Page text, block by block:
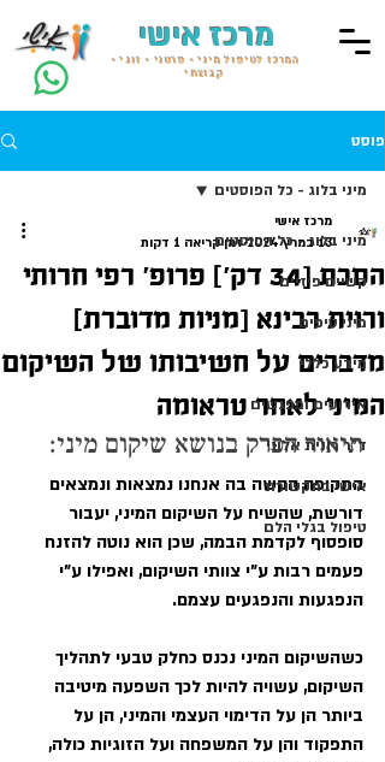
המרכז לטיפול מיני • פרטני • זוגי •
קבוצתי
מרכז אישי
פוסט
מיני בלוג - כל הפוסטים
קשיים פיזיים
מיני טיפים
מידע כללי
אירועים ומפגשים
ד״ר רונית אלוני
אישי בתקשורת
טיפול בגלי הלם
מיני בלוג - כל הפוסטים
הסכת [34 דק׳] פרופ׳ רפי חרותי
ורוית רבינא [מניות מדוברת]
מדברים על חשיבותו של השיקום
המיני לאחר טראומה
מרכז אישי
13 במרץ 2024
זמן קריאה 1 דקות
תיאור הפרק בנושא שיקום מיני:
התקופה הקשה בה אנחנו נמצאות ונמצאים
דורשת, שהשיח על השיקום המיני, יעבור
סופסוף לקדמת הבמה, שכן הוא נוטה להזנח
פעמים רבות ע"י צוותי השיקום, ואפילו ע"י
הנפגעות והנפגעים עצמם.
כשהשיקום המיני נכנס כחלק טבעי לתהליך
השיקום, עשויה להיות לכך השפעה מיטיבה
ביותר הן על הדימוי העצמי והמיני, הן על
התפקוד והן על המשפחה ועל הזוגיות כולה,